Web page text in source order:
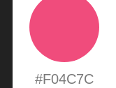
#F04C7C